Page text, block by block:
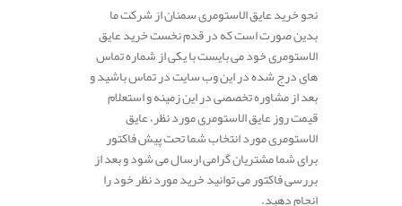
نحو خرید عایق الاستومری سمنان از شرکت ما
بدین صورت است که در قدم نخست خرید عایق
الاستومری خود می بایست با یکی از شماره تماس
های درج شده در این وب سایت در تماس باشید و
بعد از مشاوره تخصصی در این زمینه و استعلام
قیمت روز عایق الاستومری مورد نظر، عایق
الاستومری مورد انتخاب شما تحت پیش فاکتور
برای شما مشتریان گرامی ارسال می شود و بعد از
بررسی فاکتور می توانید خرید مورد نظر خود را
انجام دهید.